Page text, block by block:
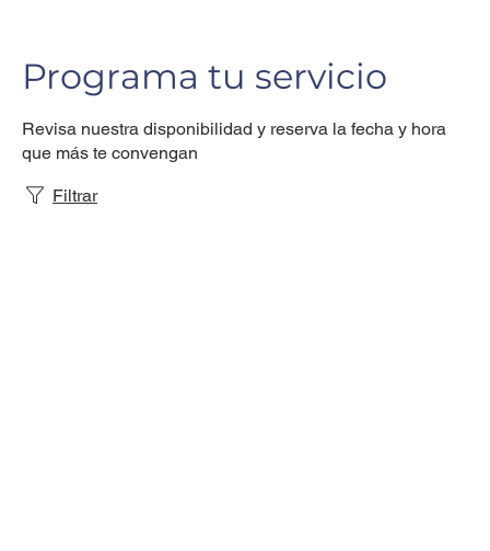
Programa tu servicio
Revisa nuestra disponibilidad y reserva la fecha y hora
que más te convengan
Filtrar